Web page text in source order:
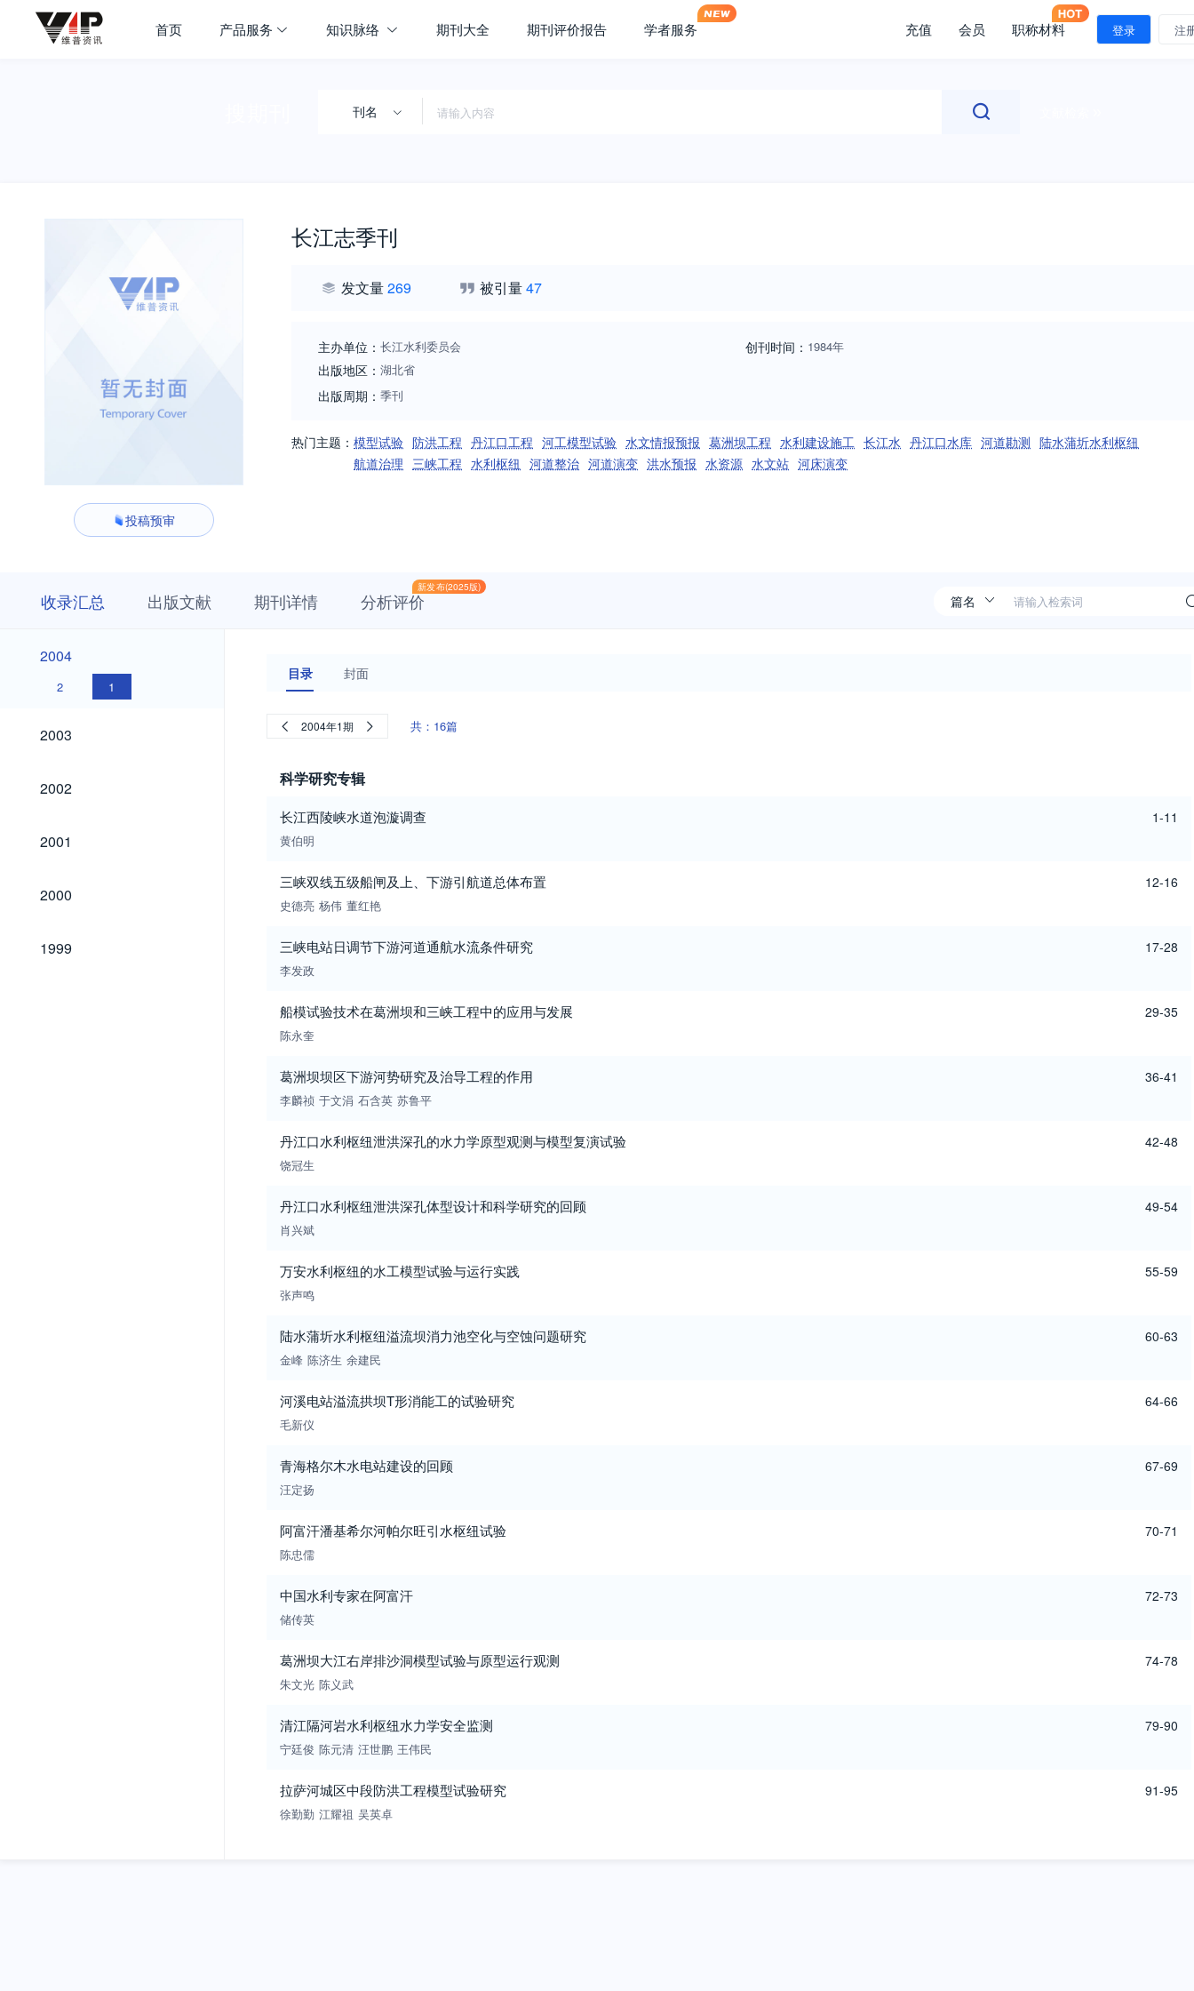
首页 产品服务 知识脉络 期刊大全 期刊评价报告 学者服务 充值 会员 职称材料 登录 注
刊名
投稿预审
长江志季刊
发文量269 被引量47
主办单位： 长江水利委员会
出版地区： 湖北省
出版周期： 季刊
创刊时间： 1984年
热门主题： 模型试验 防洪工程 丹江口工程 河工模型试验 水文情报预报 葛洲坝工程 水利建设施工 长江水 丹江口水库 河道勘测 陆水蒲圻水利枢纽
航道治理 三峡工程 水利枢纽 河道整治 河道演变 洪水预报 水资源 水文站 河床演变
收录汇总 出版文献 期刊详情
新发布(2025版)
分析评价
2004
2004
2 1
2003
2003
2002
2002
2001
2001
2000
2000
1999
1999
目录 封面
2004年1期 共：16篇
科学研究专辑
长江西陵峡水道泡漩调查
黄伯明
1-11
三峡双线五级船闸及上、下游引航道总体布置
史德亮 杨伟 董红艳
12-16
三峡电站日调节下游河道通航水流条件研究
李发政
17-28
船模试验技术在葛洲坝和三峡工程中的应用与发展
陈永奎
29-35
葛洲坝坝区下游河势研究及治导工程的作用
李麟祯 于文涓 石含英 苏鲁平
36-41
丹江口水利枢纽泄洪深孔的水力学原型观测与模型复演试验
饶冠生
42-48
丹江口水利枢纽泄洪深孔体型设计和科学研究的回顾
肖兴斌
49-54
万安水利枢纽的水工模型试验与运行实践
张声鸣
55-59
陆水蒲圻水利枢纽溢流坝消力池空化与空蚀问题研究
金峰 陈济生 余建民
60-63
河溪电站溢流拱坝T形消能工的试验研究
毛新仪
64-66
青海格尔木水电站建设的回顾
汪定扬
67-69
阿富汗潘基希尔河帕尔旺引水枢纽试验
陈忠儒
70-71
中国水利专家在阿富汗
储传英
72-73
葛洲坝大江右岸排沙洞模型试验与原型运行观测
朱文光 陈义武
74-78
清江隔河岩水利枢纽水力学安全监测
宁廷俊 陈元清 汪世鹏 王伟民
79-90
拉萨河城区中段防洪工程模型试验研究
徐勤勤 江耀祖 吴英卓
91-95